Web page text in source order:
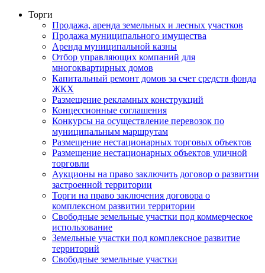
Торги
Продажа, аренда земельных и лесных участков
Продажа муниципального имущества
Аренда муниципальной казны
Отбор управляющих компаний для
многоквартирных домов
Капитальный ремонт домов за счет средств фонда
ЖКХ
Размещение рекламных конструкций
Концессионные соглашения
Конкурсы на осуществление перевозок по
муниципальным маршрутам
Размещение нестационарных торговых объектов
Размещение нестационарных объектов уличной
торговли
Аукционы на право заключить договор о развитии
застроенной территории
Торги на право заключения договора о
комплексном развитии территории
Свободные земельные участки под коммерческое
использование
Земельные участки под комплексное развитие
территорий
Свободные земельные участки